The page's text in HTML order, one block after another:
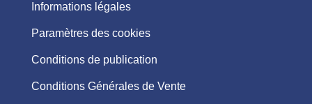
Informations légales
Paramètres des cookies
Conditions de publication
Conditions Générales de Vente